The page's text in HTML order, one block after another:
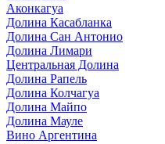
Аконкагуа
Долина Касабланка
Долина Сан Антонио
Долина Лимари
Центральная Долина
Долина Рапель
Долина Колчагуа
Долина Майпо
Долина Мауле
Вино Аргентина